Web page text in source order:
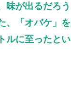
が出るだろう
、「オバケ」
ルに至ったと